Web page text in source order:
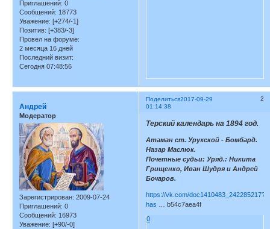
Приглашений: 0
Сообщений: 18773
Уважение: [+274/-1]
Позитив: [+383/-3]
Провел на форуме:
2 месяца 16 дней
Последний визит:
Сегодня 07:48:56
Поделиться 2
2017-09-29
01:14:38
Андрей
Модератор
Зарегистрирован: 2009-07-24
Приглашений: 0
Сообщений: 16973
Уважение: [+90/-0]
Терский календарь на 1894 год.
Атаман ст. Урухской - Бомбард.
Назар Маслюк.
Почетные судьи: Уряд.: Никита
Грищенко, Иван Шудря и Андрей
Бочаров.
https://vk.com/doc1410483_242285217?
has … b54c7aea4f
0